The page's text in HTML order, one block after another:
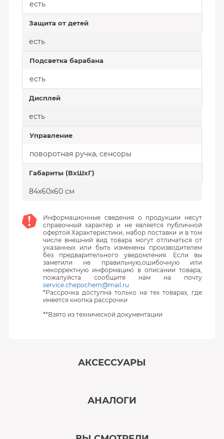
есть
Защита от детей
есть
Подсветка барабана
есть
Дисплей
есть
Управление
поворотная ручка, сенсоры
Габариты (ВхШхГ)
84x60x60 см
Информационные сведения о продукции несут
справочный характер и не является публичной
офертой.Характеристики, набор поставки и в том
числе внешний вид товара могут отличаться от
указанных или быть изменены производителем
без предварительного уведомления. Если вы
заметили не правильную,ошибочную или
некорректную информацию в описании товара,
пожалуйста сообщите нам на почту
service.chepochem@mail.ru
*Рассрочка доступна только на тех товарах, где
имеется кнопка рассрочки
**Взято из технической документации
АКСЕССУАРЫ
АНАЛОГИ